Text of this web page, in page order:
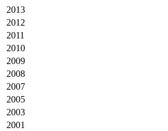
2013
2012
2011
2010
2009
2008
2007
2005
2003
2001